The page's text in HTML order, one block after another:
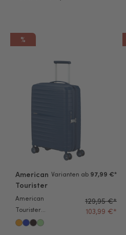
American Tourister Trolley
%
American
Tourister
American
Tourister
Trolley
Varianten ab 97,99 €*
129,95 €*
103,99 €*